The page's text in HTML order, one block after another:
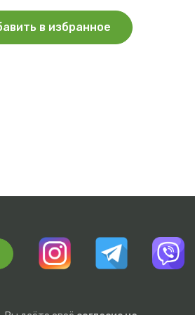
в избранное